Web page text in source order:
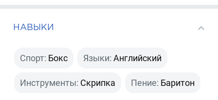
НАВЫКИ
Спорт: Бокс Языки: Английский
Инструменты: Скрипка Пение: Баритон